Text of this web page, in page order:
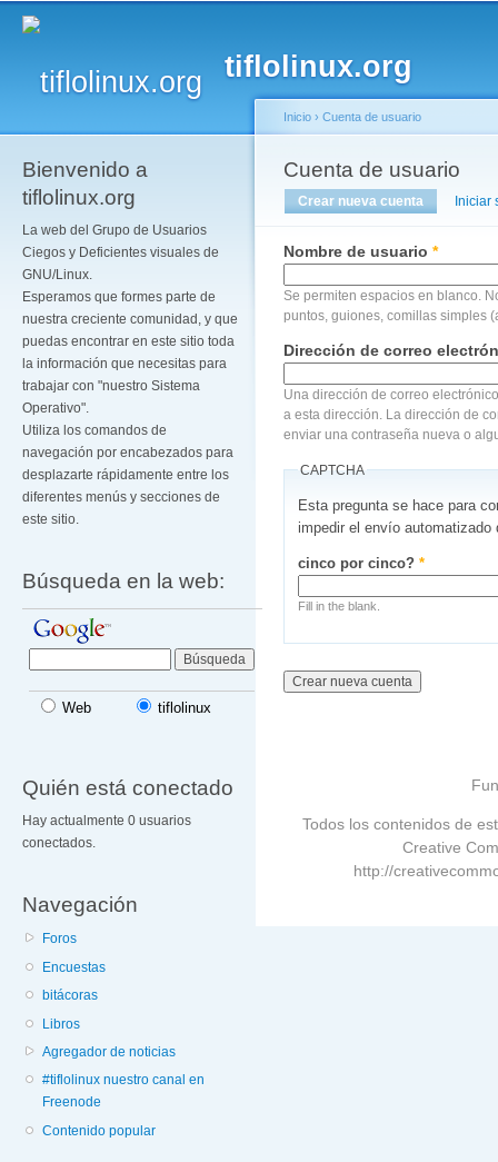
tiflolinux.org
Bienvenido a
tiflolinux.org
La web del Grupo de Usuarios
Ciegos y Deficientes visuales de
GNU/Linux.
Esperamos que formes parte de
nuestra creciente comunidad, y que
puedas encontrar en este sitio toda
la información que necesitas para
trabajar con "nuestro Sistema
Operativo".
Utiliza los comandos de
navegación por encabezados para
desplazarte rápidamente entre los
diferentes menús y secciones de
este sitio.
Búsqueda en la web:
Web tiflolinux
Quién está conectado
Hay actualmente 0 usuarios
conectados.
Navegación
Foros
Encuestas
bitácoras
Libros
Agregador de noticias
#tiflolinux nuestro canal en
Freenode
Contenido popular
Se encuentra usted
Inicio › Cuenta de usuario
Cuenta de usuario
Solapas principales
Crear nueva cuenta (solapaIniciar
Nombre de usuario *
Se permiten espacios en blanco.
puntos, guiones, comillas simples
Dirección de correo
Una dirección de correo
a esta dirección. La dirección de
enviar una contraseña nueva o
CAPTCHA
Esta pregunta se hace para
impedir el envío automatizado
cinco por cinco?*
Fill in the blank.
Todos los contenidos de
Creative
http://